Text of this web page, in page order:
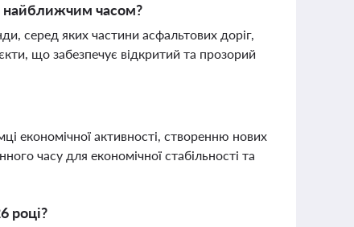
найближчим часом?
серед яких частини асфальтових доріг,
що забезпечує відкритий та прозорий
економічної активності, створенню нових
часу для економічної стабільності та
році?